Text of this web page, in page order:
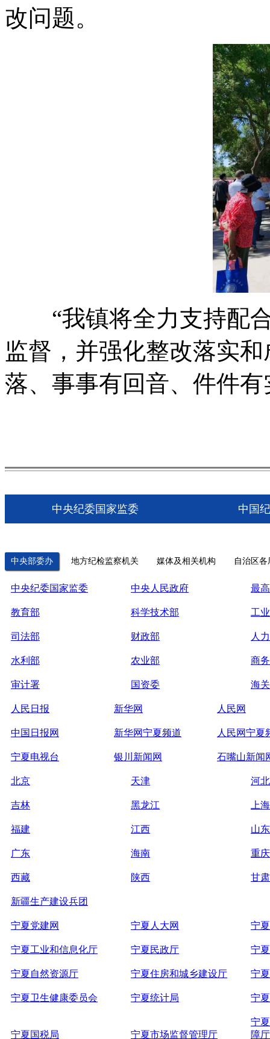
改问题。
“我镇将全力支持配合
监督，并强化整改落实
落、事事有回音、件件
中央纪委国家监委 中国
中央部委办 地方纪检监察机关 媒体及相关机构 自治区
中央纪委国家监委 中央人民政府 最
教育部 科学技术部 工
司法部 财政部 人
水利部 农业部 商
审计署 国资委 海
人民日报 新华网 人民网
中国日报网 新华网宁夏频道 人民网宁夏
宁夏电视台 银川新闻网 石嘴山新闻
北京 天津 河北
吉林 黑龙江 上海
福建 江西 山东
广东 海南 重庆
西藏 陕西 甘肃
新疆生产建设兵团
宁夏党建网 宁夏人大网 宁
宁夏工业和信息化厅 宁夏民政厅 宁
宁夏自然资源厅 宁夏住房和城乡建设厅 宁
宁夏卫生健康委员会 宁夏统计局 宁
宁夏国税局 宁夏市场监督管理厅
宁
障厅